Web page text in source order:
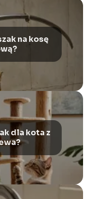
na kosę
dla kota z